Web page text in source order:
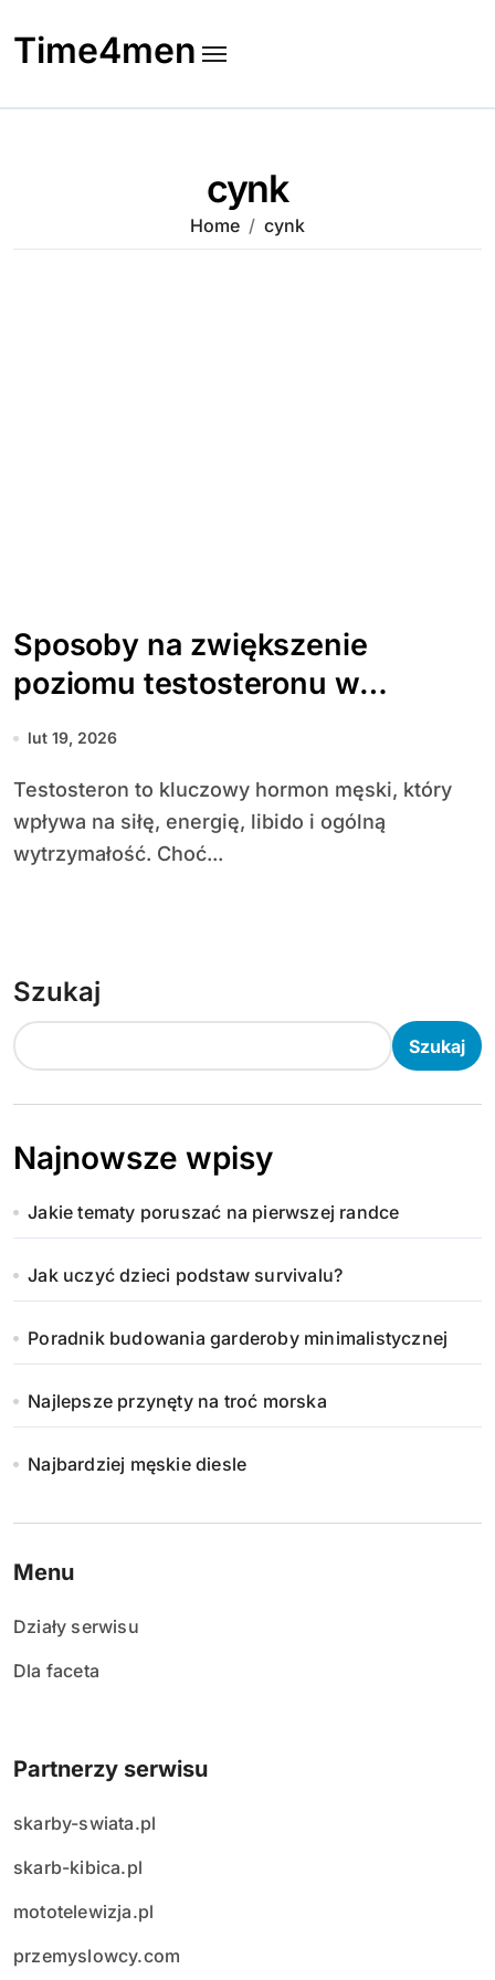
to
content
Time4men
cynk
Home cynk
Sposoby na zwiększenie
poziomu testosteronu w
naturalny sposób
lut 19, 2026
Testosteron to kluczowy hormon męski, który
wpływa na siłę, energię, libido i ogólną
wytrzymałość. Choć...
Szukaj
Szukaj
Najnowsze wpisy
Jakie tematy poruszać na pierwszej randce
Jak uczyć dzieci podstaw survivalu?
Poradnik budowania garderoby minimalistycznej
Najlepsze przynęty na troć morska
Najbardziej męskie diesle
Menu
Działy serwisu
Dla faceta
Partnerzy serwisu
skarby-swiata.pl
skarb-kibica.pl
mototelewizja.pl
przemyslowcy.com